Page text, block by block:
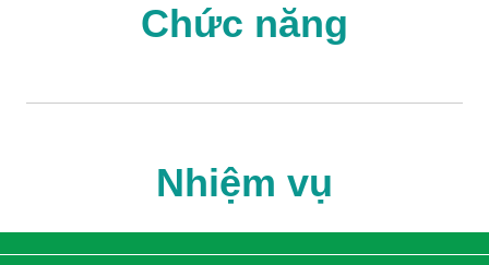
Chức năng
Nhiệm vụ